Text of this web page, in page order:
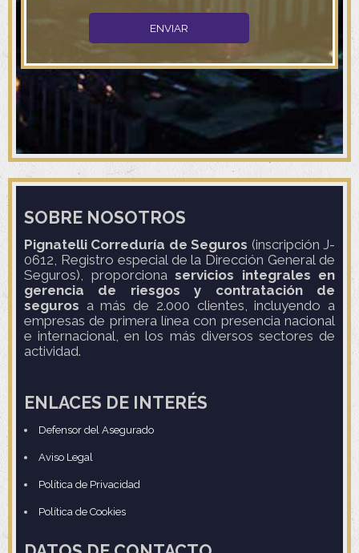
SOBRE NOSOTROS
Pignatelli Correduría de Seguros (inscripción J-
0612, Registro especial de la Dirección General de
Seguros), proporciona servicios integrales en
gerencia de riesgos y contratación de
seguros a más de 2.000 clientes, incluyendo a
empresas de primera línea con presencia nacional
e internacional, en los más diversos sectores de
actividad.
ENLACES DE INTERÉS
Defensor del Asegurado
Aviso Legal
Política de Privacidad
Política de Cookies